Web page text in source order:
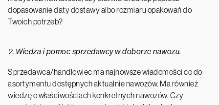
dopasowanie daty dostawy albo rozmiaru opakowań do
Twoich potrzeb?
Wiedza i pomoc sprzedawcy w doborze nawozu.
Sprzedawca/handlowiec ma najnowsze wiadomości co do
asortymentu dostępnych aktualnie nawozów. Ma również
wiedzę o właściwościach konkretnych nawozów. Czy